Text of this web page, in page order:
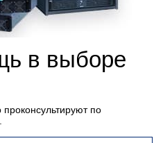
в выборе
по